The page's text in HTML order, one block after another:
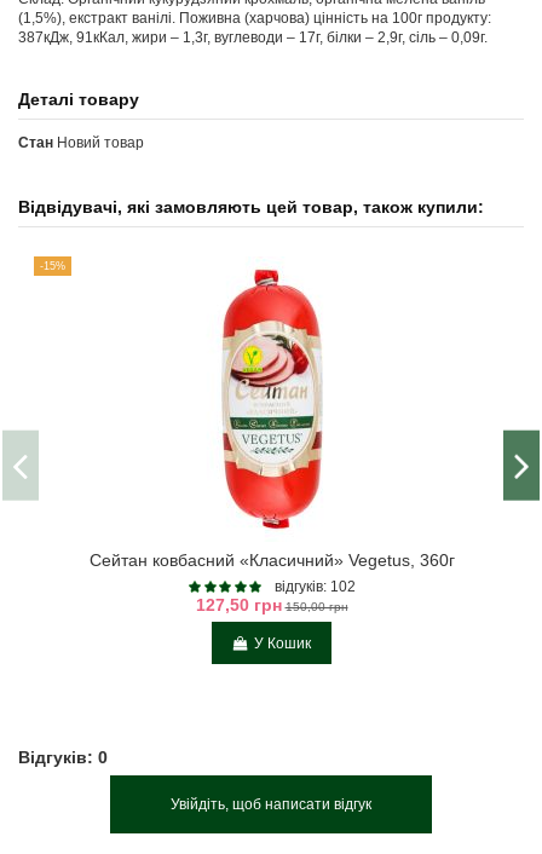
(1,5%), екстракт ванілі. Поживна (харчова) цінність на 100г продукту:
387кДж, 91кКал, жири – 1,3г, вуглеводи – 17г, білки – 2,9г, сіль – 0,09г.
Деталі товару
Стан Новий товар
Відвідувачі, які замовляють цей товар, також купили:
-15%
Сейтан ковбасний «Класичний» Vegetus, 360г
відгуків: 102
127,50 грн 150,00 грн
У Кошик
Відгуків: 0
Увійдіть, щоб написати відгук